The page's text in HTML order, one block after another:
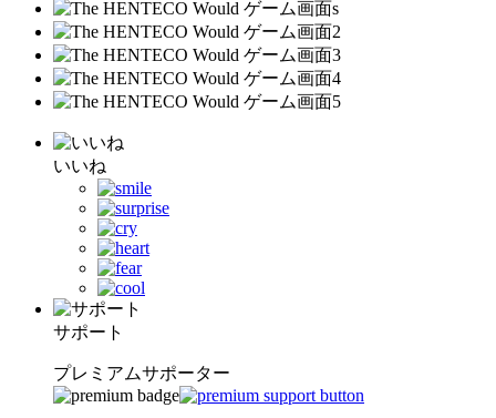
いいね
サポート
プレミアムサポーター